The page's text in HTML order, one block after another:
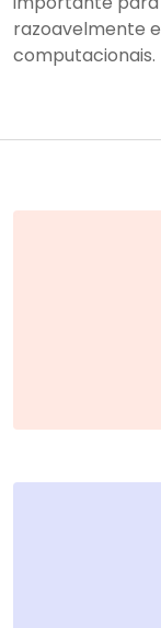
razoavelmente
computacionais.